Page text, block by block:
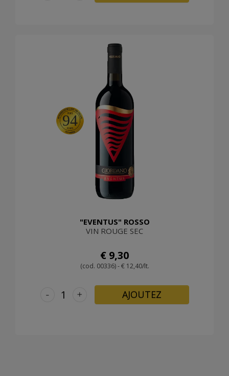
94
"EVENTUS" ROSSO
VIN ROUGE SEC
€ 9,30
(cod. 00336) - € 12,40/lt.
+
- AJOUTEZ